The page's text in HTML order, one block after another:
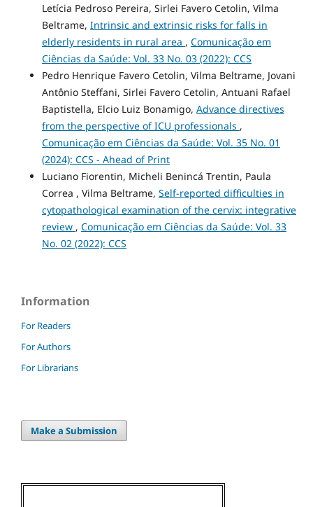
Letícia Pedroso Pereira, Sirlei Favero Cetolin, Vilma
Beltrame, Intrinsic and extrinsic risks for falls in
elderly residents in rural area , Comunicação em
Ciências da Saúde: Vol. 33 No. 03 (2022): CCS
Pedro Henrique Favero Cetolin, Vilma Beltrame, Jovani
Antônio Steffani, Sirlei Favero Cetolin, Antuani Rafael
Baptistella, Elcio Luiz Bonamigo, Advance directives
from the perspective of ICU professionals ,
Comunicação em Ciências da Saúde: Vol. 35 No. 01
(2024): CCS - Ahead of Print
Luciano Fiorentin, Micheli Benincá Trentin, Paula
Correa , Vilma Beltrame, Self-reported difficulties in
cytopathological examination of the cervix: integrative
review , Comunicação em Ciências da Saúde: Vol. 33
No. 02 (2022): CCS
Information
For Readers
For Authors
For Librarians
Make a Submission